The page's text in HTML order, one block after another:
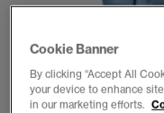
Cookie Banner
By clicking “Accept All
your device to enhance
in our marketing efforts.